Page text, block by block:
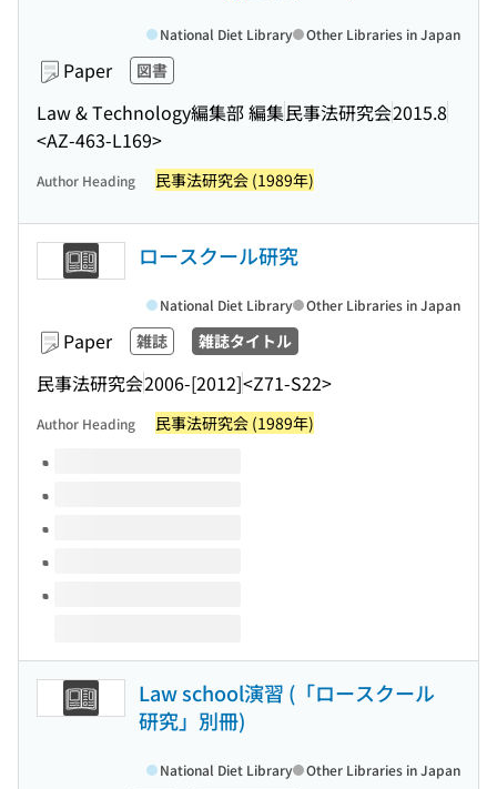
Paper 図書
Law & Technology編集部 編集民事法研究会2015.8
<AZ-463-L169>
National Diet Library Other Libraries in Japan
Author Heading 民事法研究会 (1989年)
ロースクール研究
Paper 雑誌 雑誌タイトル
民事法研究会2006-[2012]<Z71-S22>
National Diet Library Other Libraries in Japan
Author Heading 民事法研究会 (1989年)
Volumes of this title
Law school演習 (「ロースクール
研究」別冊)
National Diet Library Other Libraries in Japan